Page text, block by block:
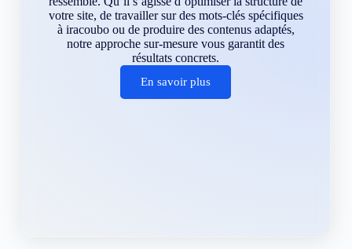
votre site, de travailler sur des mots-clés spécifiques
à iracoubo ou de produire des contenus adaptés,
notre approche sur-mesure vous garantit des
résultats concrets.
En savoir plus